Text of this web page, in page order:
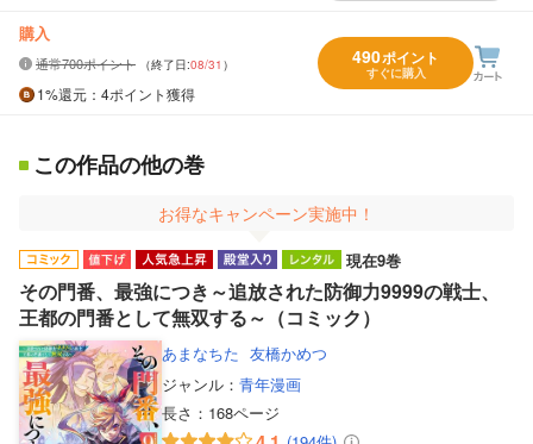
購入
通常700ポイント （終了日:08/31 ）
1%還元 ：4ポイント獲得
490ポイント
すぐに購入
この作品の他の巻
お得なキャンペーン実施中！
現在9巻
その門番、最強につき～追放された防御力9999の戦士、
王都の門番として無双する～（コミック）
あまなちた 友橋かめつ
ジャンル： 青年漫画
長さ： 168ページ